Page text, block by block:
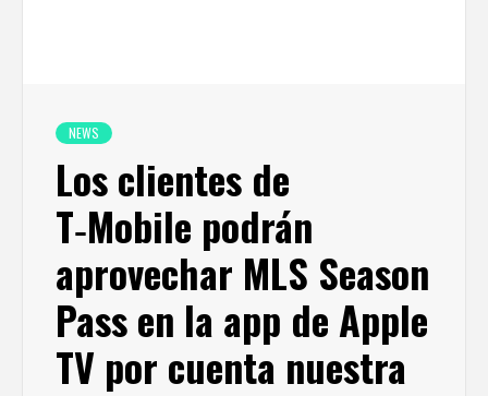
NEWS
Los clientes de
T‑Mobile podrán
aprovechar MLS Season
Pass en la app de Apple
TV por cuenta nuestra